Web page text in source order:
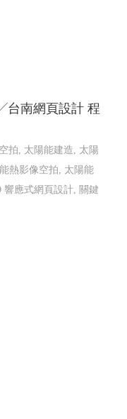
台南網頁設計 程
拍, 太陽能建造, 太陽
熱影像空拍, 太陽能
響應式網頁設計, 關鍵